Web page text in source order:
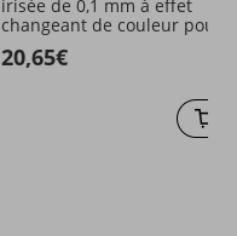
irisée de 0,1 mm à effet
changeant de couleur pour
résine époxy, ongles, gobelets,
slime, coques de téléphone et
20,65€